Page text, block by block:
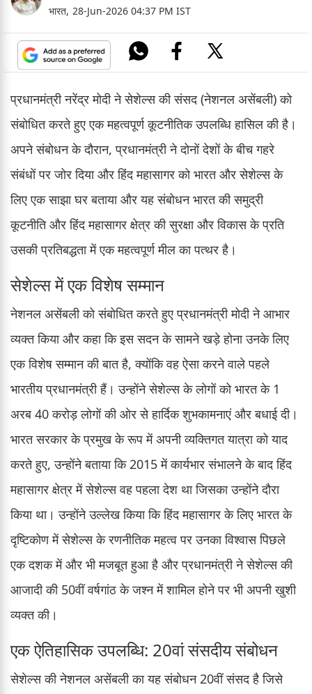
भारत, 28-Jun-2026 04:37 PM IST
प्रधानमंत्री नरेंद्र मोदी ने सेशेल्स की संसद (नेशनल असेंबली) को
संबोधित करते हुए एक महत्वपूर्ण कूटनीतिक उपलब्धि हासिल की है।
अपने संबोधन के दौरान, प्रधानमंत्री ने दोनों देशों के बीच गहरे
संबंधों पर जोर दिया और हिंद महासागर को भारत और सेशेल्स के
लिए एक साझा घर बताया और यह संबोधन भारत की समुद्री
कूटनीति और हिंद महासागर क्षेत्र की सुरक्षा और विकास के प्रति
उसकी प्रतिबद्धता में एक महत्वपूर्ण मील का पत्थर है।
सेशेल्स में एक विशेष सम्मान
नेशनल असेंबली को संबोधित करते हुए प्रधानमंत्री मोदी ने आभार
व्यक्त किया और कहा कि इस सदन के सामने खड़े होना उनके लिए
एक विशेष सम्मान की बात है, क्योंकि वह ऐसा करने वाले पहले
भारतीय प्रधानमंत्री हैं। उन्होंने सेशेल्स के लोगों को भारत के 1
अरब 40 करोड़ लोगों की ओर से हार्दिक शुभकामनाएं और बधाई दी।
भारत सरकार के प्रमुख के रूप में अपनी व्यक्तिगत यात्रा को याद
करते हुए, उन्होंने बताया कि 2015 में कार्यभार संभालने के बाद हिंद
महासागर क्षेत्र में सेशेल्स वह पहला देश था जिसका उन्होंने दौरा
किया था। उन्होंने उल्लेख किया कि हिंद महासागर के लिए भारत के
दृष्टिकोण में सेशेल्स के रणनीतिक महत्व पर उनका विश्वास पिछले
एक दशक में और भी मजबूत हुआ है और प्रधानमंत्री ने सेशेल्स की
आजादी की 50वीं वर्षगांठ के जश्न में शामिल होने पर भी अपनी खुशी
व्यक्त की।
एक ऐतिहासिक उपलब्धि: 20वां संसदीय संबोधन
सेशेल्स की नेशनल असेंबली का यह संबोधन 20वीं संसद है जिसे